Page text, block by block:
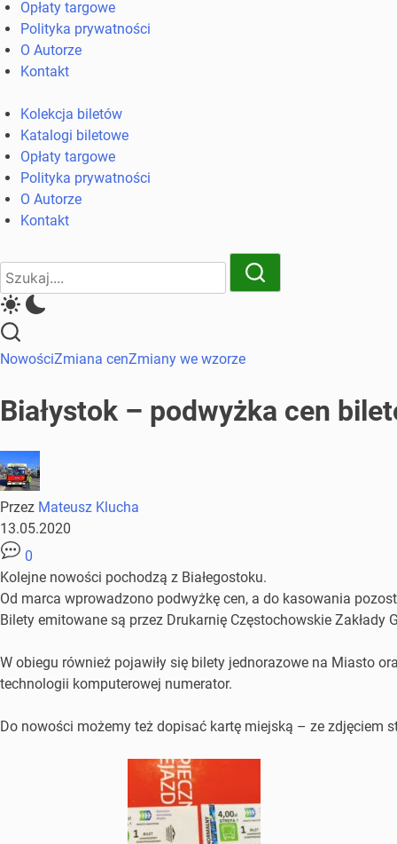
komunikacji
miejskiej
Opłaty targowe
Polityka prywatności
O Autorze
Kontakt
Kolekcja biletów
Katalogi biletowe
Opłaty targowe
Polityka prywatności
O Autorze
Kontakt
Close
Search
Search
NowościZmiana cenZmiany we wzorze
Białystok – podwyżka cen
Przez Mateusz Klucha
13.05.2020
0
Kolejne nowości pochodzą z Białegostoku.
Od marca wprowadzono podwyżkę cen, a do kasowania
Bilety emitowane są przez Drukarnię Częstochowskie Zakłady
W obiegu również pojawiły się bilety jednorazowe na Miasto
technologii komputerowej numerator.
Do nowości możemy też dopisać kartę miejską – ze zdjęciem